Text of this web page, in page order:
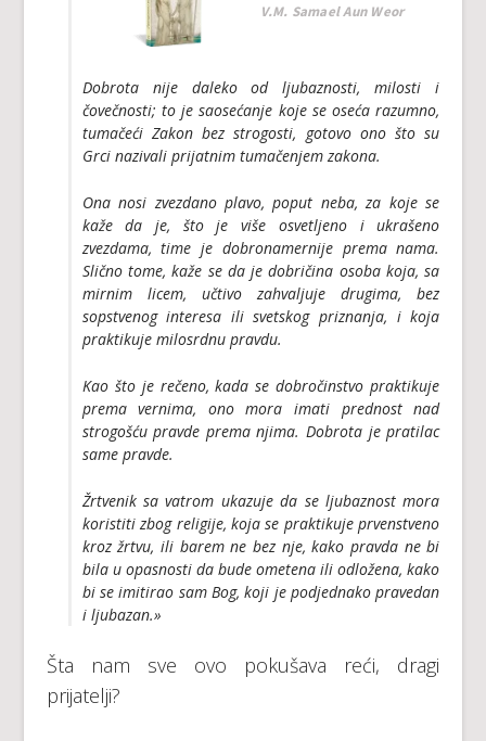
V.M. Samael Aun Weor
Dobrota nije daleko od ljubaznosti, milosti i
čovečnosti; to je saosećanje koje se oseća razumno,
tumačeći Zakon bez strogosti, gotovo ono što su
Grci nazivali prijatnim tumačenjem zakona.
Ona nosi zvezdano plavo, poput neba, za koje se
kaže da je, što je više osvetljeno i ukrašeno
zvezdama, time je dobronamernije prema nama.
Slično tome, kaže se da je dobričina osoba koja, sa
mirnim licem, učtivo zahvaljuje drugima, bez
sopstvenog interesa ili svetskog priznanja, i koja
praktikuje milosrdnu pravdu.
Kao što je rečeno, kada se dobročinstvo praktikuje
prema vernima, ono mora imati prednost nad
strogošću pravde prema njima. Dobrota je pratilac
same pravde.
Žrtvenik sa vatrom ukazuje da se ljubaznost mora
koristiti zbog religije, koja se praktikuje prvenstveno
kroz žrtvu, ili barem ne bez nje, kako pravda ne bi
bila u opasnosti da bude ometena ili odložena, kako
bi se imitirao sam Bog, koji je podjednako pravedan
i ljubazan.»
Šta nam sve ovo pokušava reći, dragi
prijatelji?